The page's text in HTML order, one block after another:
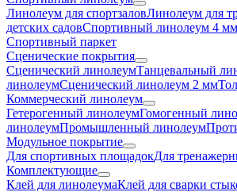
Линолеум для спортзаловЛинолеум для
детских садовСпортивный линолеум 4 мм
Спортивный паркет
Сценические покрытия
Сценический линолеумТанцевальный
линолеумСценический линолеум 2 мм
Коммерческий линолеум
Гетерогенный линолеумГомогенный
линолеумПромышленный линолеум
Модульное покрытие
Для спортивных площадокДля
Комплектующие
Клей для линолеумаКлей для сварки